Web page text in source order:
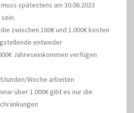
spätestens am 30.06.2023
zwischen 160€ und 1.000€ kosten
entweder
Jahreseinkommen verfügen
Woche arbeiten
über 1.000€ gibt es nur die